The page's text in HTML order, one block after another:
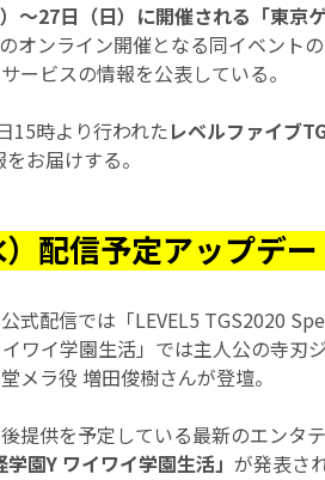
～27日（日）に開催される「東京
オンライン開催となる同イベント
ービスの情報を公表している。
15時より行われたレベルファイブ
お届けする。
配信予定アップデー
式配信では「LEVEL5 TGS2020
ワイ学園生活」では主人公の寺刃
メラ役 増田俊樹さんが登壇。
提供を予定している最新のエンタ
園Y ワイワイ学園生活」 が発表さ